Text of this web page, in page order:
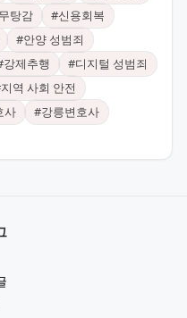
탕감 #신용회복
#안양 성범죄
강제추행 #디지털 성범죄
지역 사회 안전
사 #강릉변호사